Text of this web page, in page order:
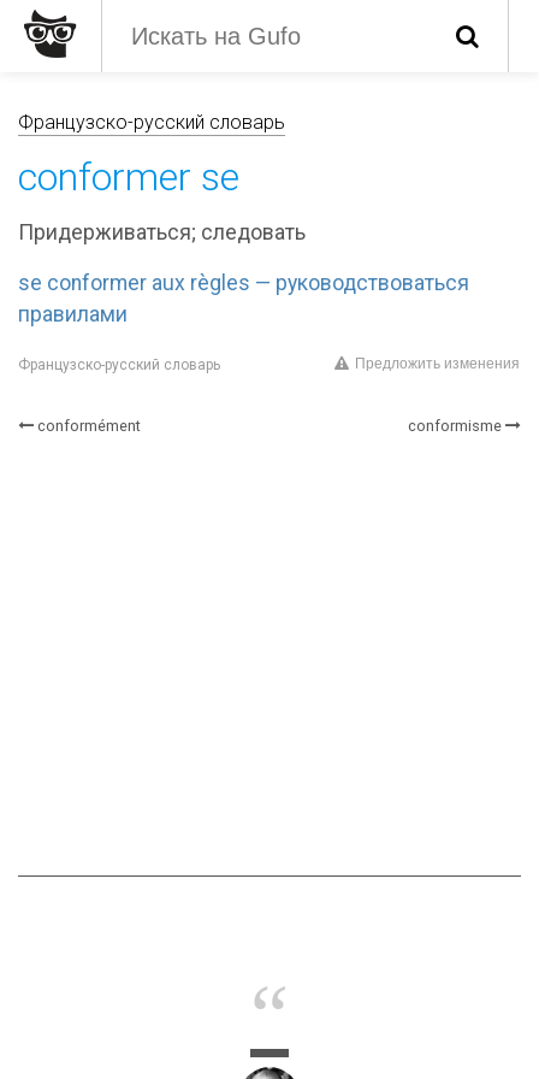
Французско-русский словарь
conformer se
Придерживаться; следовать
se conformer aux règles — руководствоваться
правилами
Французско-русский словарь Предложить изменения
conformément conformisme